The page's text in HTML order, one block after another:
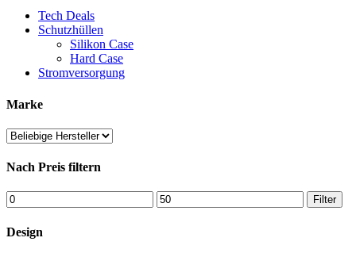
Tech Deals
Schutzhüllen
Silikon Case
Hard Case
Stromversorgung
Marke
Nach Preis filtern
Min.
Preis
Max.
Preis
Filter
Design